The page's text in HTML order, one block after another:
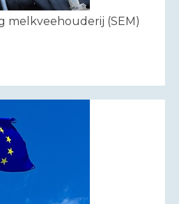
melkveehouderij (SEM)